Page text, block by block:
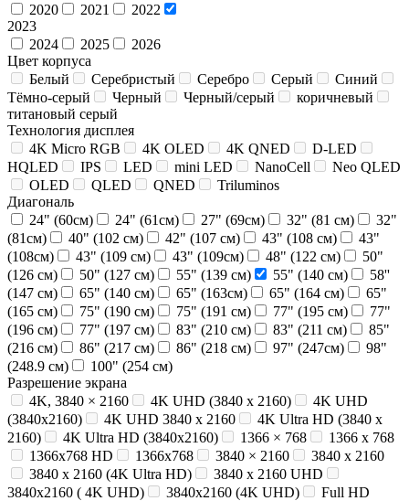
2020
2021
2022
2023
2024
2025
2026
Цвет корпуса
Белый
Серебристый Серебро Серый
Синий
Тёмно-серый
Черный Черный/серый
коричневый
титановый серый
Технология дисплея
4K Micro RGB
4K OLED 4K QNED
D-LED
HQLED
IPS LED mini LED NanoCell
Neo QLED
OLED
QLED QNED
Triluminos
Диагональ
24" (60см)
24" (61см) 27" (69см) 32" (81 см)
32"
(81см)
40" (102 см) 42" (107 см) 43" (108 см)
43"
(108см)
43" (109 см) 43" (109см) 48" (122 см)
50"
(126 см)
50" (127 см) 55" (139 см) 55" (140 см)
58''
(147 см)
65" (140 см) 65" (163см) 65" (164 см)
65"
(165 см)
75" (190 см) 75" (191 см) 77" (195 см)
77"
(196 см)
77" (197 см) 83" (210 см) 83" (211 см)
85"
(216 см)
86" (217 см) 86" (218 см) 97" (247см)
98"
(248.9 см)
100" (254 см)
Разрешение экрана
4K, 3840 × 2160
4K UHD (3840 x 2160)
4K UHD
(3840x2160)
4K UHD 3840 x 2160
4K Ultra HD (3840 x
2160)
4K Ultra HD (3840x2160) 1366 × 768
1366 x 768
1366x768 HD
1366х768 3840 × 2160
3840 x 2160
3840 x 2160 (4K Ultra HD)
3840 х 2160 UHD
3840x2160 ( 4K UHD)
3840x2160 (4K UHD)
Full HD